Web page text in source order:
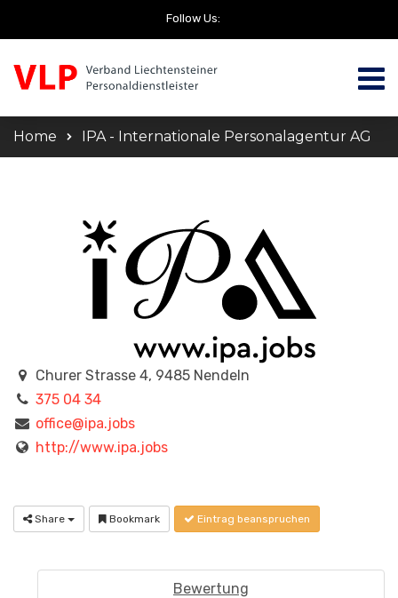
Follow Us:
Home IPA - Internationale Personalagentur AG
Churer Strasse 4, 9485 Nendeln
375 04 34
office@ipa.jobs
http://www.ipa.jobs
Share Bookmark Eintrag beanspruchen
Bewertung